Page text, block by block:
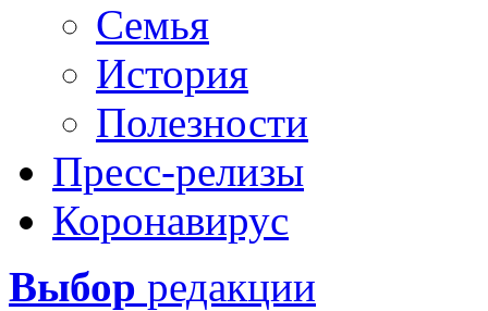
Семья
История
Полезности
Пресс-релизы
Коронавирус
Выбор редакции